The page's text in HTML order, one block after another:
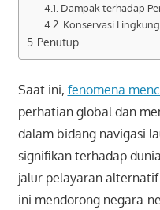
Dampak terhadap
Konservasi
Penutup
Saat ini, fenomena
perhatian global dan
dalam bidang navigasi
signifikan terhadap
jalur pelayaran
ini mendorong negara-